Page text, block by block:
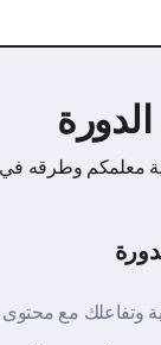
معلمكم وطرقه
وتفاعلك مع محتوى